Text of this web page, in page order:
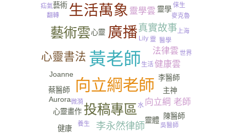
黃老師
向立綱老師
廣播
生活萬象
投稿專區
藝術雲
心靈書法
李永然律師
真實故事
健康雲
靈學雲
向立綱 老師
法律雲
心靈
李醫師
靈體
Joanne
靈學
蔡醫師
心靈畫作
主神
Aurora
健康
陳醫師
藝術
養生
上海
Lily
翻轉
醫學
生活
吳醫師
麥克魯
世界
微漪
俫生
靈
水
疝氣